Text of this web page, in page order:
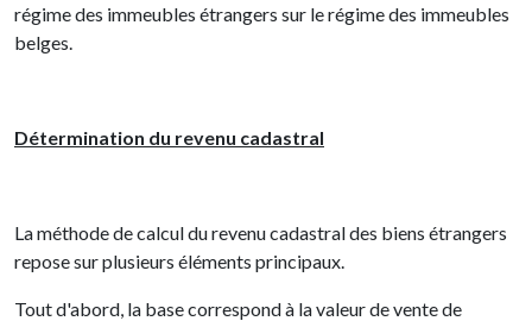
régime des immeubles étrangers sur le régime des immeubles
belges.
Détermination du revenu cadastral
La méthode de calcul du revenu cadastral des biens étrangers
repose sur plusieurs éléments principaux.
Tout d'abord, la base correspond à la valeur de vente de